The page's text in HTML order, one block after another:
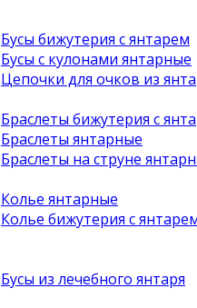
Бусы бижутерия с янтарем
Бусы с кулонами янтарные
Цепочки для очков из
Браслеты бижутерия с
Браслеты янтарные
Браслеты на струне
Колье янтарные
Колье бижутерия с
Бусы из лечебного янтаря